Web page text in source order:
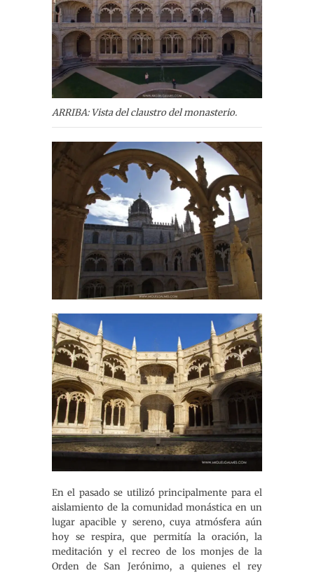
ARRIBA: Vista del claustro del monasterio.
En el pasado se utilizó principalmente para el
aislamiento de la comunidad monástica en un
lugar apacible y sereno, cuya atmósfera aún
hoy se respira, que permitía la oración, la
meditación y el recreo de los monjes de la
Orden de San Jerónimo, a quienes el rey